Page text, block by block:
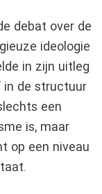
debat over de
ideologie
in zijn uitleg
in de structuur
een
is, maar
op een niveau